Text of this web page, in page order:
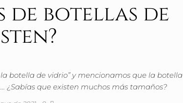
de botellas de
botella de vidrio” y mencionamos que la botella
¿Sabías que existen muchos más tamaños?